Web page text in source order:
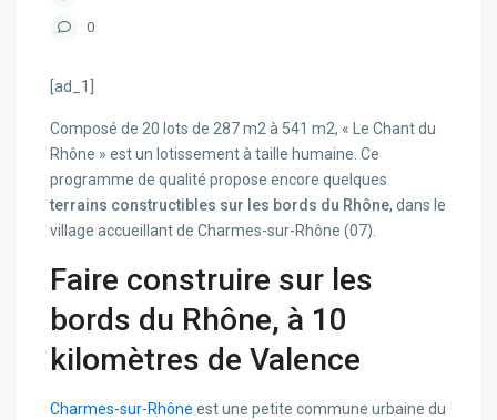
0
[ad_1]
Composé de 20 lots de 287 m2 à 541 m2, « Le Chant du
Rhône » est un lotissement à taille humaine. Ce
programme de qualité propose encore quelques
terrains constructibles sur les bords du Rhône, dans le
village accueillant de Charmes-sur-Rhône (07).
Faire construire sur les
bords du Rhône, à 10
kilomètres de Valence
Charmes-sur-Rhône est une petite commune urbaine du